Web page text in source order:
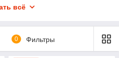
пользования для
в асфальтовом и
всё
0 Фильтры